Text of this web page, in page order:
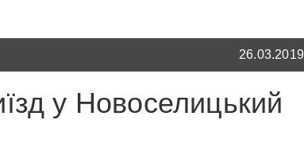
26.03.2019
у Новоселицький